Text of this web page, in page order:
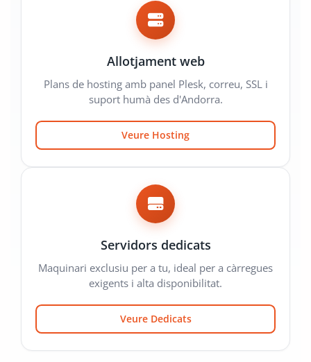
Allotjament web
Plans de hosting amb panel Plesk, correu, SSL i
suport humà des d'Andorra.
Veure Hosting
Servidors dedicats
Maquinari exclusiu per a tu, ideal per a càrregues
exigents i alta disponibilitat.
Veure Dedicats